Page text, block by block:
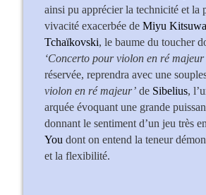
ainsi pu apprécier la technicité et la
vivacité exacerbée de Miyu Kitsuwa
Tchaïkovski, le baume du toucher
‘Concerto pour violon en ré
réservée, reprendra avec une
violon en ré majeur’ de Sibelius,
arquée évoquant une grande
donnant le sentiment d’un jeu très
You dont on entend la teneur
et la flexibilité.